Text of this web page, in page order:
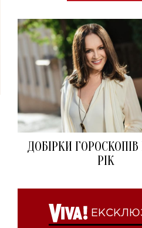
ДОБІРКИ
РІК